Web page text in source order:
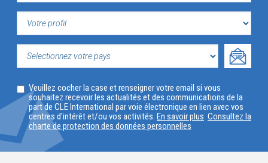
VOTRE
PROFIL
VOTRE
PAYS
Veuillez cocher la case et renseigner votre email si vous
souhaitez recevoir les actualités et des communications de la
part de CLE International par voie électronique en lien avec vos
centres d'intérêt et/ou vos activités. En savoir plus Consultez la
charte de protection des données personnelles